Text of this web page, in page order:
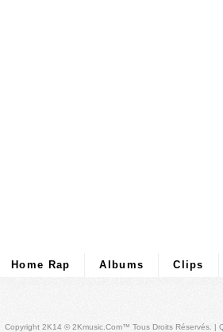
Home Rap Albums Clips
Copyright 2K14 © 2Kmusic.com™ Tous Droits Réservés . |